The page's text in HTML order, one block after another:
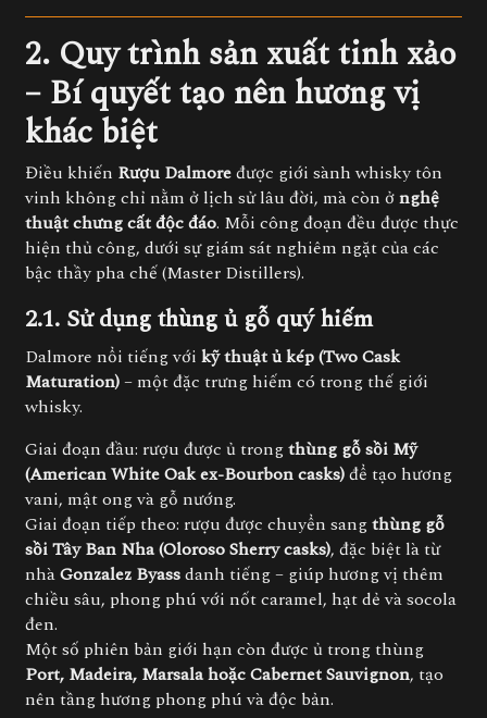
2. Quy trình sản xuất tinh xảo
– Bí quyết tạo nên hương vị
khác biệt
Điều khiến Rượu Dalmoređược giới sành whisky tôn
vinh không chỉ nằm ở lịch sử lâu đời, mà còn ởnghệ
thuật chưng cất độc đáo. Mỗi công đoạn đều được thực
hiện thủ công, dưới sự giám sát nghiêm ngặt của các
bậc thầy pha chế (Master Distillers).
2.1. Sử dụng thùng ủ gỗ quý hiếm
Dalmore nổi tiếng với kỹ thuật ủ kép (Two Cask
Maturation)– một đặc trưng hiếm có trong thế giới
whisky.
Giai đoạn đầu: rượu được ủ trongthùng gỗ sồi Mỹ
(American White Oak ex-Bourbon casks)để tạo hương
vani, mật ong và gỗ nướng.
Giai đoạn tiếp theo: rượu được chuyển sangthùng gỗ
sồi Tây Ban Nha (Oloroso Sherry casks), đặc biệt là từ
nhàGonzalez Byassdanh tiếng – giúp hương vị thêm
chiều sâu, phong phú với nốt caramel, hạt dẻ và socola
đen.
Một số phiên bản giới hạn còn được ủ trong thùng
Port, Madeira, Marsala hoặc Cabernet Sauvignon, tạo
nên tầng hương phong phú và độc bản.